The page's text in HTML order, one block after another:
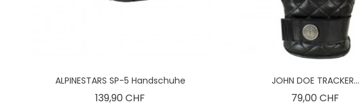
ALPINESTARS SP-5 Handschuhe
139,90 CHF
JOHN DOE TRACKER...
79,00 CHF